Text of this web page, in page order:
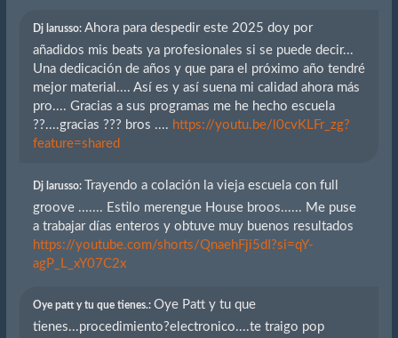
Dj larusso: Ahora para despedir este 2025 doy por
añadidos mis beats ya profesionales si se puede decir...
Una dedicación de años y que para el próximo año tendré
mejor material.... Así es y así suena mi calidad ahora más
pro.... Gracias a sus programas me he hecho escuela
??....gracias ??? bros .... https://youtu.be/l0cvKLFr_zg?
feature=shared
Dj larusso:
Trayendo a colación la vieja escuela con full
groove ....... Estilo merengue House broos...... Me puse
a trabajar días enteros y obtuve muy buenos resultados
https://youtube.com/shorts/QnaehFji5dI?si=qY-
agP_L_xY07C2x
Oye patt y tu que tienes.: Oye Patt y tu que
tienes...procedimiento?electronico....te traigo pop